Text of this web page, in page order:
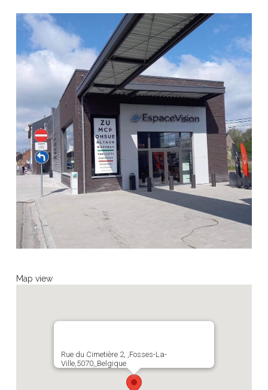
Map view
Rue du Cimetière 2, ,Fosses-La-
Ville,5070,,Belgique